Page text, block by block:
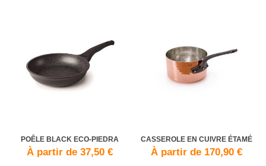
POÊLE BLACK ECO-PIEDRA
À partir de 37,50 €
CASSEROLE EN CUIVRE ÉTAMÉ
À partir de 170,90 €